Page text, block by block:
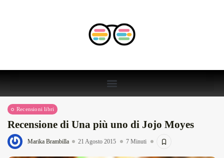
Recensioni libri
Recensione di Una più uno di Jojo Moyes
Marika Brambilla 21 Agosto 2015 7 Minuti